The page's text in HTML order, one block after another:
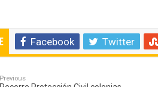
Facebook Twitter
Previous